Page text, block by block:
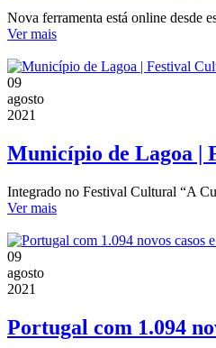
Nova ferramenta está online desde
Ver mais
09
agosto
2021
Município de Lagoa |
Integrado no Festival Cultural “A
Ver mais
09
agosto
2021
Portugal com 1.094